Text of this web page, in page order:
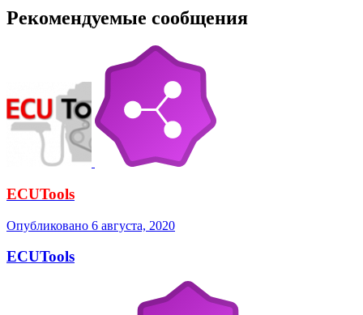
Рекомендуемые сообщения
ECUTools
Опубликовано 6 августа, 2020
ECUTools